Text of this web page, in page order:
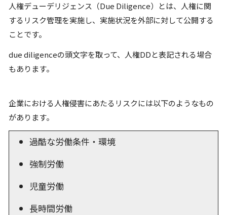
人権デューデリジェンス（Due Diligence）とは、人権に関
するリスク管理を実施し、実施状況を外部に対して公開する
ことです。
due diligenceの頭文字を取って、人権DDと表記される場合
もあります。
企業における人権侵害にあたるリスクには以下のようなもの
があります。
過酷な労働条件・環境
強制労働
児童労働
長時間労働